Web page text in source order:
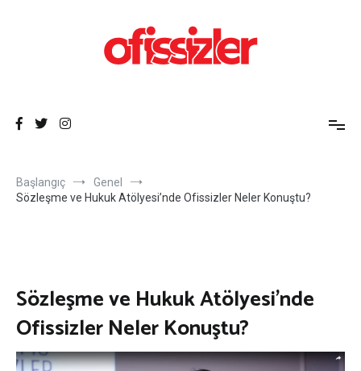
Başlangıç
Genel
Sözleşme ve Hukuk Atölyesi’nde Ofissizler Neler Konuştu?
Sözleşme ve Hukuk Atölyesi’nde
Ofissizler Neler Konuştu?